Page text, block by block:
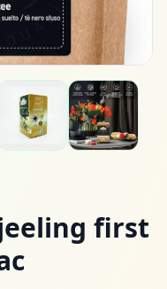
first